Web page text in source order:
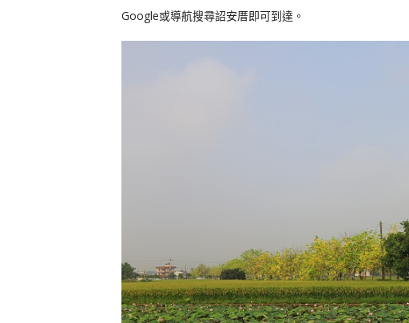
Google或導航搜尋詔安厝即可到達。